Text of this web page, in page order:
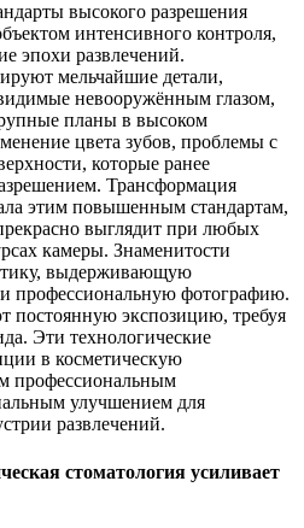
высокого разрешения
интенсивного контроля,
эпохи развлечений.
мельчайшие детали,
невооружённым глазом,
планы в высоком
цвета зубов, проблемы с
которые ранее
Трансформация
этим повышенным стандартам,
выглядит при любых
камеры. Знаменитости
выдерживающую
профессиональную фотографию.
постоянную экспозицию, требуя
Эти технологические
в косметическую
профессиональным
улучшением для
развлечений.
стоматология усиливает